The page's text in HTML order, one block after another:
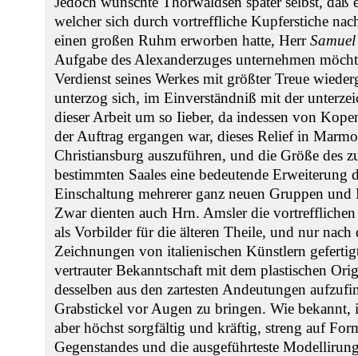
welcher sich durch vortreffliche Kupferstiche
einen großen Ruhm erworben hatte, Herr
Aufgabe des Alexanderzuges unternehmen
Verdienst seines Werkes mit größter Treue
unterzog sich, im Einverständniß mit der
dieser Arbeit um so Iieber, da indessen von
der Auftrag ergangen war, dieses Relief in
Christiansburg auszuführen, und die Größe des
bestimmten Saales eine bedeutende Erweiterung
Einschaltung mehrerer ganz neuen Gruppen
Zwar dienten auch Hrn. Amsler die vortrefflichen
als Vorbilder für die älteren Theile, und nur nach
Zeichnungen von italienischen Künstlern
vertrauter Bekanntschaft mit dem plastischen
desselben aus den zartesten Andeutungen
Grabstickel vor Augen zu bringen. Wie bekannt,
aber höchst sorgfältig und kräftig, streng auf
Gegenstandes und die ausgeführteste